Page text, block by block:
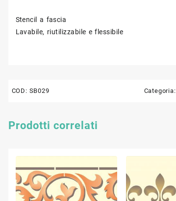
Stencil a fascia
Lavabile, riutilizzabile e flessibile
COD: SB029 Categoria:
Prodotti correlati